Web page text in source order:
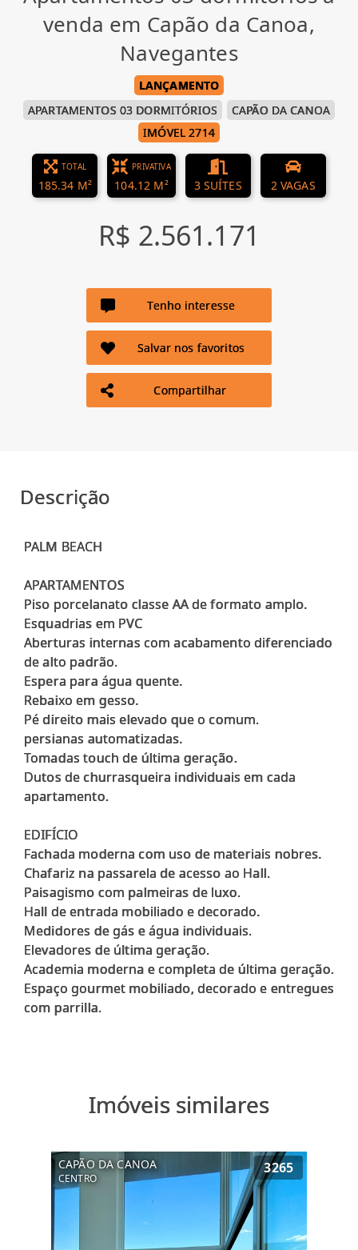
venda em Capão da Canoa,
Navegantes
LANÇAMENTO
APARTAMENTOS 03 DORMITÓRIOS
CAPÃO DA CANOA
IMÓVEL 2714
TOTAL
185.34 M²
PRIVATIVA
104.12 M² 3 SUÍTES 2 VAGAS
R$ 2.561.171
Tenho interesse
Salvar nos favoritos
Compartilhar
Descrição
PALM BEACH
APARTAMENTOS
Piso porcelanato classe AA de formato amplo.
Esquadrias em PVC
Aberturas internas com acabamento diferenciado
de alto padrão.
Espera para água quente.
Rebaixo em gesso.
Pé direito mais elevado que o comum.
persianas automatizadas.
Tomadas touch de última geração.
Dutos de churrasqueira individuais em cada
apartamento.
EDIFÍCIO
Fachada moderna com uso de materiais nobres.
Chafariz na passarela de acesso ao Hall.
Paisagismo com palmeiras de luxo.
Hall de entrada mobiliado e decorado.
Medidores de gás e água individuais.
Elevadores de última geração.
Academia moderna e completa de última geração.
Espaço gourmet mobiliado, decorado e entregues
com parrilla.
Imóveis similares
CAPÃO DA CANOA
CENTRO
3265